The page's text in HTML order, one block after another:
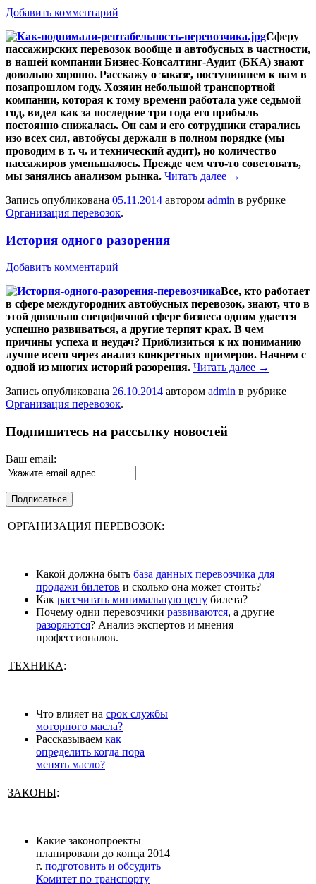
Добавить комментарий
Сферу
пассажирских перевозок вообще и автобусных в частности,
в нашей компании Бизнес-Консалтинг-Аудит (БКА) знают
довольно хорошо. Расскажу о заказе, поступившем к нам в
позапрошлом году. Хозяин небольшой транспортной
компании, которая к тому времени работала уже седьмой
год, видел как за последние три года его прибыль
постоянно снижалась. Он сам и его сотрудники старались
изо всех сил, автобусы держали в полном порядке (мы
проводим в т. ч. и технический аудит), но количество
пассажиров уменьшалось. Прежде чем что-то советовать,
мы занялись анализом рынка. Читать далее →
Запись опубликована 05.11.2014 автором admin в рубрике
Организация перевозок.
История одного разорения
Добавить комментарий
Все, кто работает
в сфере междугородних автобусных перевозок, знают, что в
этой довольно специфичной сфере бизнеса одним удается
успешно развиваться, а другие терпят крах. В чем
причины успеха и неудач? Приблизиться к их пониманию
лучше всего через анализ конкретных примеров. Начнем с
одной из многих историй разорения. Читать далее →
Запись опубликована 26.10.2014 автором admin в рубрике
Организация перевозок.
Подпишитесь на рассылку новостей
Ваш email:
ОРГАНИЗАЦИЯ ПЕРЕВОЗОК:
Какой должна быть база данных перевозчика для
продажи билетов и сколько она может стоить?
Как рассчитать минимальную цену билета?
Почему одни перевозчики развиваются, а другие
разоряются? Анализ экспертов и мнения
профессионалов.
ТЕХНИКА:
Что влияет на срок службы
моторного масла?
Рассказываем как
определить когда пора
менять масло?
ЗАКОНЫ:
Какие законопроекты
планировали до конца 2014
г. подготовить и обсудить
Комитет по транспорту